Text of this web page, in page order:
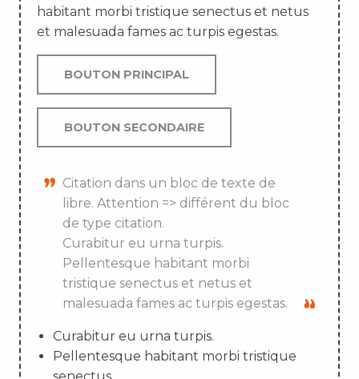
habitant morbi tristique senectus et netus
et malesuada fames ac turpis egestas.
BOUTON PRINCIPAL
BOUTON SECONDAIRE
Citation dans un bloc de texte de
libre. Attention => différent du bloc
de type citation.
Curabitur eu urna turpis.
Pellentesque habitant morbi
tristique senectus et netus et
malesuada fames ac turpis egestas.
Curabitur eu urna turpis.
Pellentesque habitant morbi tristique